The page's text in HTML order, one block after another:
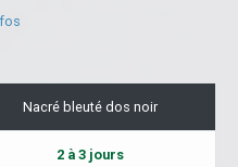
Nacré bleuté dos noir
2 à 3 jours